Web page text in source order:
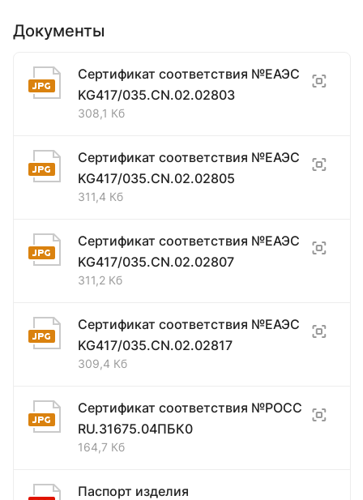
Документы
Сертификат соответствия №ЕАЭС
KG417/035.CN.02.02803
308,1 Кб
Сертификат соответствия №ЕАЭС
KG417/035.CN.02.02805
311,4 Кб
Сертификат соответствия №ЕАЭС
KG417/035.CN.02.02807
311,2 Кб
Сертификат соответствия №ЕАЭС
KG417/035.CN.02.02817
309,4 Кб
Сертификат соответствия №РОСС
RU.31675.04ПБК0
164,7 Кб
Паспорт изделия